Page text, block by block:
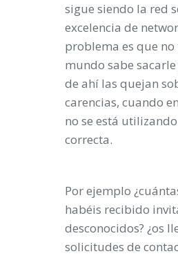
sigue siendo la red
excelencia de
problema es que no
mundo sabe
de ahí las quejan
carencias, cuando
no se está
correcta.
Por ejemplo
habéis recibido
desconocidos? ¿os
solicitudes de